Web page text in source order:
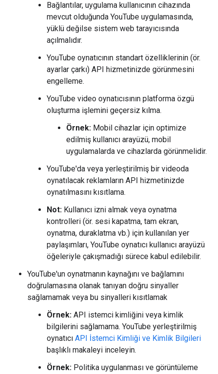
Bağlantılar, uygulama kullanıcının cihazında
mevcut olduğunda YouTube uygulamasında,
yüklü değilse sistem web tarayıcısında
açılmalıdır.
YouTube oynatıcının standart özelliklerinin (ör.
ayarlar çarkı) API hizmetinizde görünmesini
engelleme.
YouTube video oynatıcısının platforma özgü
oluşturma işlemini geçersiz kılma.
Örnek: Mobil cihazlar için optimize
edilmiş kullanıcı arayüzü, mobil
uygulamalarda ve cihazlarda görünmelidir.
YouTube'da veya yerleştirilmiş bir videoda
oynatılacak reklamların API hizmetinizde
oynatılmasını kısıtlama.
Not: Kullanıcı izni almak veya oynatma
kontrolleri (ör. sesi kapatma, tam ekran,
oynatma, duraklatma vb.) için kullanılan yer
paylaşımları, YouTube oynatıcı kullanıcı arayüzü
öğeleriyle çakışmadığı sürece kabul edilebilir.
YouTube'un oynatmanın kaynağını ve bağlamını
doğrulamasına olanak tanıyan doğru sinyaller
sağlamamak veya bu sinyalleri kısıtlamak
Örnek: API istemci kimliğini veya kimlik
bilgilerini sağlamama. YouTube yerleştirilmiş
oynatıcı API İstemci Kimliği ve Kimlik Bilgileri
başlıklı makaleyi inceleyin.
Örnek: Politika uygulanması ve görüntüleme